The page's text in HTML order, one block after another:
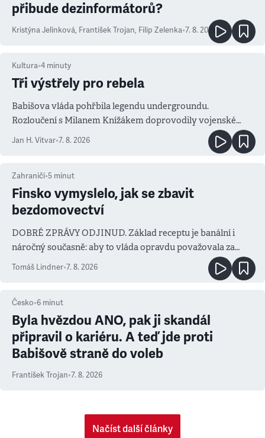
přibude dezinformátorů?
Kristýna Jelínková, František Trojan, Filip Zelenka•7. 8. 2026
Kultura•4 minuty
Tři výstřely pro rebela
Babišova vláda pohřbila legendu undergroundu.
Rozloučení s Milanem Knížákem doprovodily vojenské
salvy i kritika pokrokářů
Jan H. Vitvar•7. 8. 2026
Zahraničí•5 minut
Finsko vymyslelo, jak se zbavit
bezdomovectví
DOBRÉ ZPRÁVY ODJINUD. Základ receptu je banální i
náročný současně: aby to vláda opravdu považovala za
prioritu
Tomáš Lindner•7. 8. 2026
Česko•6 minut
Byla hvězdou ANO, pak ji skandál
připravil o kariéru. A teď jde proti
Babišově straně do voleb
František Trojan•7. 8. 2026
Načíst další články